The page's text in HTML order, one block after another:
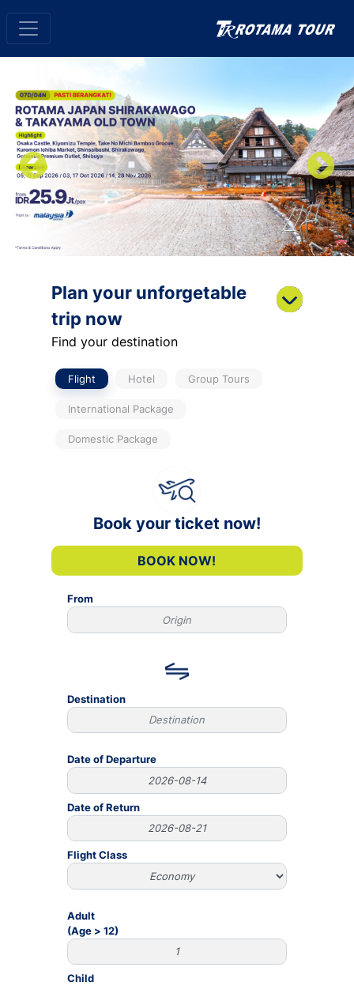
Plan your unforgetable
trip now
Find your destination
Flight Hotel Group Tours
International Package
Domestic Package
Book your ticket now!
BOOK NOW!
From
Destination
Date of Departure
Date of Return
Flight Class
Adult
(Age > 12)
Child